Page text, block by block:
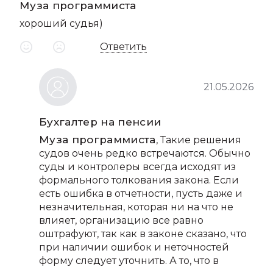
Муза программиста
хороший судья)
Ответить
Бухгалтер на пенсии
21.05.2026
Муза программиста, Такие решения
судов очень редко встречаются. Обычно
суды и контролеры всегда исходят из
формального толкования закона. Если
есть ошибка в отчетности, пусть даже и
незначительная, которая ни на что не
влияет, организацию все равно
оштрафуют, так как в законе сказано, что
при наличии ошибок и неточностей
форму следует уточнить. А то, что в